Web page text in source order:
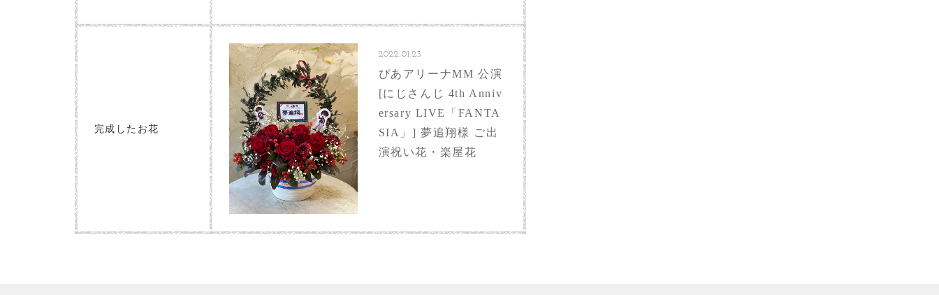
完成したお花
2022.01.23
ぴあアリーナMM 公演
[にじさんじ 4th Anniv
ersary LIVE「FANTA
SIA」] 夢追翔様 ご出
演祝い花・楽屋花